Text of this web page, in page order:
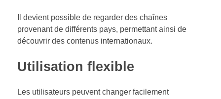
Il devient possible de regarder des chaînes
provenant de différents pays, permettant ainsi de
découvrir des contenus internationaux.
Utilisation flexible
Les utilisateurs peuvent changer facilement